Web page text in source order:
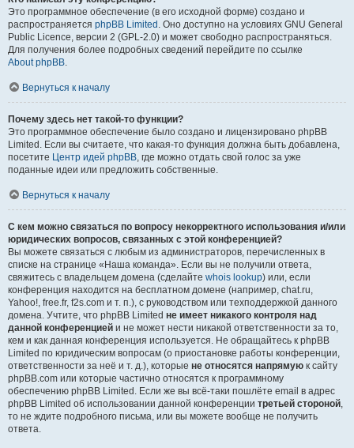
Это программное обеспечение (в его исходной форме) создано и
распространяется phpBB Limited . Оно доступно на условиях GNU General
Public Licence, версии 2 (GPL-2.0) и может свободно распространяться.
Для получения более подробных сведений перейдите по ссылке
About phpBB.
Вернуться к началу
Почему здесь нет такой-то функции?
Это программное обеспечение было создано и лицензировано phpBB
Limited. Если вы считаете, что какая-то функция должна быть добавлена,
посетите Центр идей phpBB, где можно отдать свой голос за уже
поданные идеи или предложить собственные.
Вернуться к началу
С кем можно связаться по вопросу некорректного использования и/или
юридических вопросов, связанных с этой конференцией?
Вы можете связаться с любым из администраторов, перечисленных в
списке на странице «Наша команда». Если вы не получили ответа,
свяжитесь с владельцем домена (сделайте whois lookup) или, если
конференция находится на бесплатном домене (например, chat.ru,
Yahoo!, free.fr, f2s.com и т. п.), с руководством или техподдержкой данного
домена. Учтите, что phpBB Limited не имеет никакого контроля над
данной конференцией и не может нести никакой ответственности за то,
кем и как данная конференция используется. Не обращайтесь к phpBB
Limited по юридическим вопросам (о приостановке работы конференции,
ответственности за неё и т. д.), которые не относятся напрямую к сайту
phpBB.com или которые частично относятся к программному
обеспечению phpBB Limited. Если же вы всё-таки пошлёте email в адрес
phpBB Limited об использовании данной конференции третьей стороной,
то не ждите подробного письма, или вы можете вообще не получить
ответа.